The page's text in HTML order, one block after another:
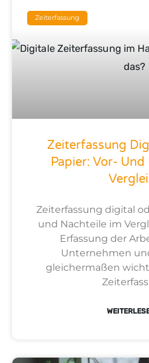
Zeiterfassung
Zeiterfassung
Papier: Vor-
Zeiterfassung digital
und Nachteile im
Erfassung der
Unternehmen
gleichermaßen